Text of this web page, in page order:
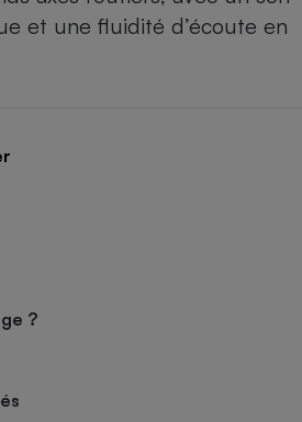
et une fluidité d’écoute en
?